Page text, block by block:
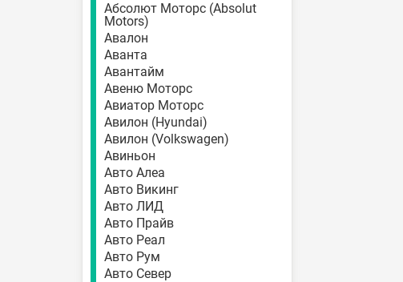
Абсолют Моторс (Absolut
Motors)
Авалон
Аванта
Авантайм
Авеню Моторс
Авиатор Моторс
Авилон (Hyundai)
Авилон (Volkswagen)
Авиньон
Авто Алеа
Авто Викинг
Авто ЛИД
Авто Прайв
Авто Реал
Авто Рум
Авто Север